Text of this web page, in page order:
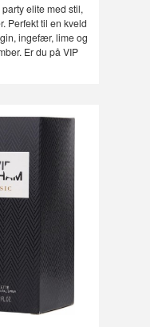
elite med stil,
Perfekt til en kveld
ingefær, lime og
Er du på VIP